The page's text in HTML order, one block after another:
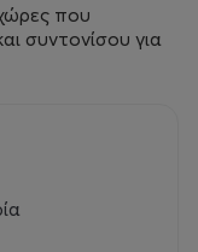
που
συντονίσου για